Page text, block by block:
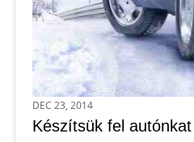
DEC 23, 2014
Készítsük fel